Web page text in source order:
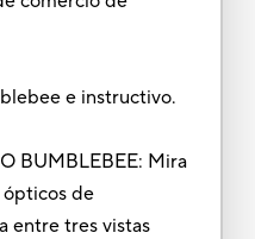
e instructivo.
BUMBLEBEE: Mira
ópticos de
entre tres vistas